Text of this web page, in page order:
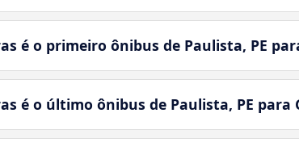
é o primeiro ônibus de Paulista, PE
é o último ônibus de Paulista, PE para